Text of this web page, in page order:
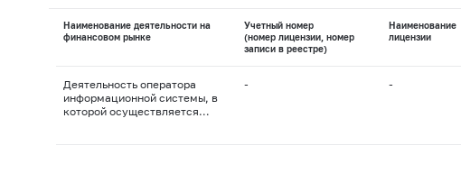
Наименование деятельности на
финансовом рынке
Учетный номер
(номер лицензии, номер
записи в реестре)
Наименование
лицензии
Деятельность оператора
информационной системы, в
которой осуществляется
- -